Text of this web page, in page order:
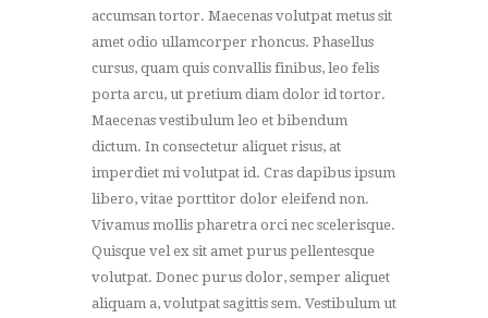
accumsan tortor. Maecenas volutpat metus sit
amet odio ullamcorper rhoncus. Phasellus
cursus, quam quis convallis finibus, leo felis
porta arcu, ut pretium diam dolor id tortor.
Maecenas vestibulum leo et bibendum
dictum. In consectetur aliquet risus, at
imperdiet mi volutpat id. Cras dapibus ipsum
libero, vitae porttitor dolor eleifend non.
Vivamus mollis pharetra orci nec scelerisque.
Quisque vel ex sit amet purus pellentesque
volutpat. Donec purus dolor, semper aliquet
aliquam a, volutpat sagittis sem. Vestibulum ut